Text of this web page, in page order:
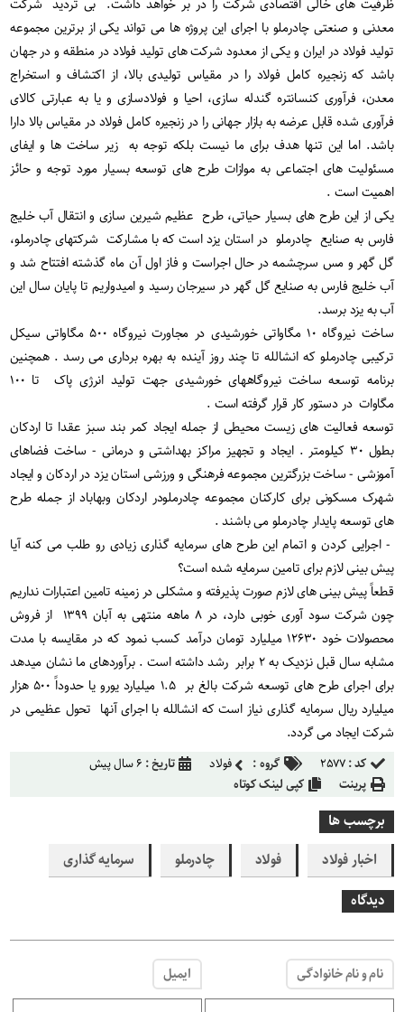
ظرفیت های خالی اقتصادی شرکت را در بر خواهد داشت. بی تردید شرکت
معدنی و صنعتی چادرملو با اجرای این پروژه ها می تواند یکی از برترین مجموعه
تولید فولاد در ایران و یکی از معدود شرکت های تولید فولاد در منطقه و در جهان
باشد که زنجیره کامل فولاد را در مقیاس تولیدی بالا، از اکتشاف و استخراج
معدن، فرآوری کنسانتره گندله سازی، احیا و فولادسازی و یا به عبارتی کالای
فرآوری شده قابل عرضه به بازار جهانی را در زنجیره کامل فولاد در مقیاس بالا دارا
باشد. اما این تنها هدف برای ما نیست بلکه توجه به زیر ساخت ها و ایفای
مسئولیت های اجتماعی به موازات طرح های توسعه بسیار مورد توجه و حائز
اهمیت است .
یکی از این طرح های بسیار حیاتی، طرح عظیم شیرین سازی و انتقال آب خلیج
فارس به صنایع چادرملو در استان یزد است که با مشارکت شرکتهای چادرملو،
گل گهر و مس سرچشمه در حال اجراست و فاز اول آن ماه گذشته افتتاح شد و
آب خلیج فارس به صنایع گل گهر در سیرجان رسید و امیدواریم تا پایان سال این
آب به یزد برسد.
ساخت نیروگاه ۱۰ مگاواتی خورشیدی در مجاورت نیروگاه ۵۰۰ مگاواتی سیکل
ترکیبی چادرملو که انشالله تا چند روز آینده به بهره برداری می رسد . همچنین
برنامه توسعه ساخت نیروگاههای خورشیدی جهت تولید انرژی پاک تا ۱۰۰
مگاوات در دستور کار قرار گرفته است .
توسعه فعالیت های زیست محیطی از جمله ایجاد کمر بند سبز عقدا تا اردکان
بطول ۳۰ کیلومتر . ایجاد و تجهیز مراکز بهداشتی و درمانی - ساخت فضاهای
آموزشی - ساخت بزرگترین مجموعه فرهنگی و ورزشی استان یزد در اردکان و ایجاد
شهرک مسکونی برای کارکنان مجموعه چادرملودر اردکان وبهاباد از جمله طرح
های توسعه پایدار چادرملو می باشند .
- اجرایی کردن و اتمام این طرح های سرمایه گذاری زیادی رو طلب می کنه آیا
پیش بینی لازم برای تامین سرمایه شده است؟
قطعاً پیش بینی های لازم صورت پذیرفته و مشکلی در زمینه تامین اعتبارات نداریم
چون شرکت سود آوری خوبی دارد، در ٨ ماهه منتهی به آبان ١٣٩٩ از فروش
محصولات خود ١٢۶٣٠ میلیارد تومان درآمد کسب نمود که در مقایسه با مدت
مشابه سال قبل نزدیک به ۲ برابر رشد داشته است . برآوردهای ما نشان میدهد
برای اجرای طرح های توسعه شرکت بالغ بر ۱.۵ میلیارد یورو یا حدوداً ۵۰۰ هزار
میلیارد ریال سرمایه گذاری نیاز است که انشالله با اجرای آنها تحول عظیمی در
شرکت ایجاد می گردد.
کد :۲۵۷۷ گروه : فولاد تاریخ : ۶ سال پیش
پرینت
کپی لینک کوتاه
برچسب ها
اخبار فولاد
فولاد چادرملو
سرمایه گذاری
دیدگاه
نام و نام خانوادگی ایمیل